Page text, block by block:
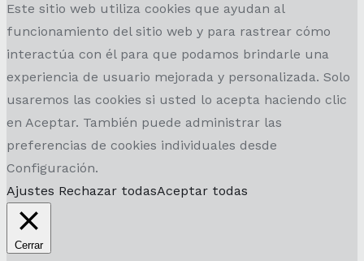
Este sitio web utiliza cookies que ayudan al
funcionamiento del sitio web y para rastrear cómo
interactúa con él para que podamos brindarle una
experiencia de usuario mejorada y personalizada. Solo
usaremos las cookies si usted lo acepta haciendo clic
en Aceptar. También puede administrar las
preferencias de cookies individuales desde
Configuración.
Ajustes Rechazar todasAceptar todas
Cerrar